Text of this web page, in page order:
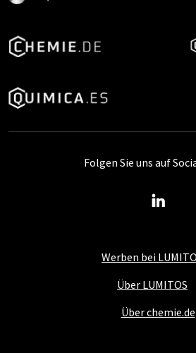
Werben bei
Über LUMITOS
Über chemie.de
Folgen Sie uns auf